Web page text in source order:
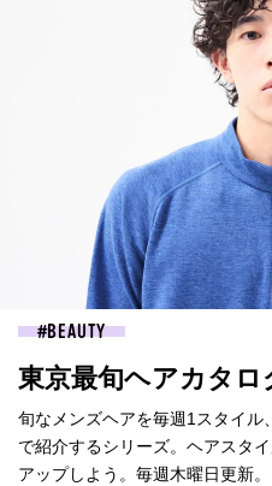
BEAUTY
東京最旬ヘアカタロ
旬なメンズヘアを毎週1スタイル
で紹介するシリーズ。ヘアスタ
アップしよう。毎週木曜日更新。